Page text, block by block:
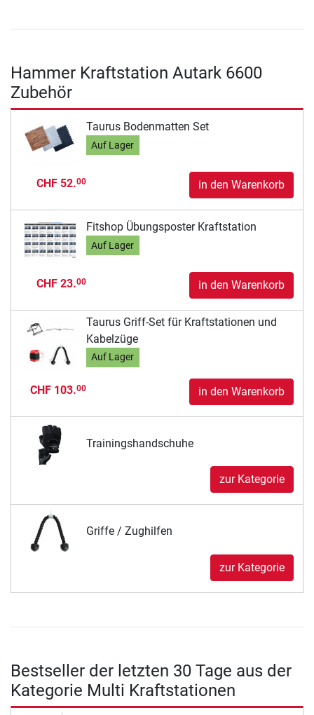
Hammer Kraftstation Autark 6600
Zubehör
Taurus Bodenmatten Set
Auf Lager
CHF 52.00 in den Warenkorb
Fitshop Übungsposter Kraftstation
Auf Lager
CHF 23.00 in den Warenkorb
Taurus Griff-Set für Kraftstationen und
Kabelzüge
Auf Lager
CHF 103.00 in den Warenkorb
Trainingshandschuhe
zur Kategorie
Griffe / Zughilfen
zur Kategorie
Bestseller der letzten 30 Tage aus der
Kategorie Multi Kraftstationen